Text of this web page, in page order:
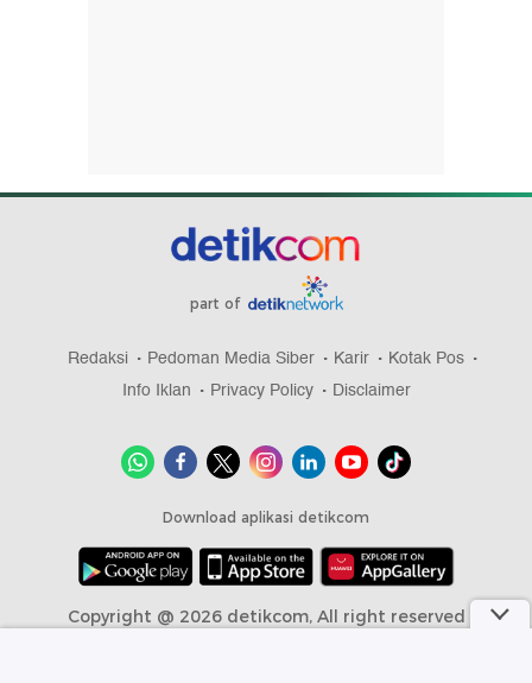
part of
Redaksi Pedoman Media Siber Karir
Kotak Pos
Info Iklan
Privacy Policy Disclaimer
Download aplikasi detikcom
Copyright @ 2026 detikcom, All right reserved